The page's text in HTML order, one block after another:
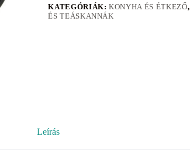
KATEGÓRIÁK:KONYHA ÉS ÉTKEZŐ,
ÉS TEÁSKANNÁK
Leírás